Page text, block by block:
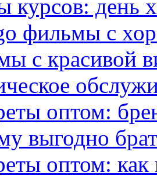
курсов: день
фильмы с
с красивой
оптом:
выгодно
оптом: как